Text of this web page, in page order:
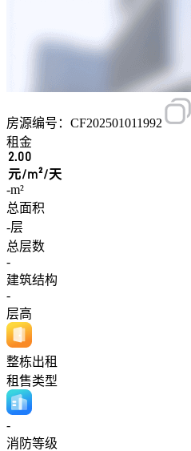
房源编号：CF202501011992
租金
2.00
元/m²/天
-m²
总面积
-层
总层数
-
建筑结构
-
层高
整栋出租
租售类型
-
消防等级